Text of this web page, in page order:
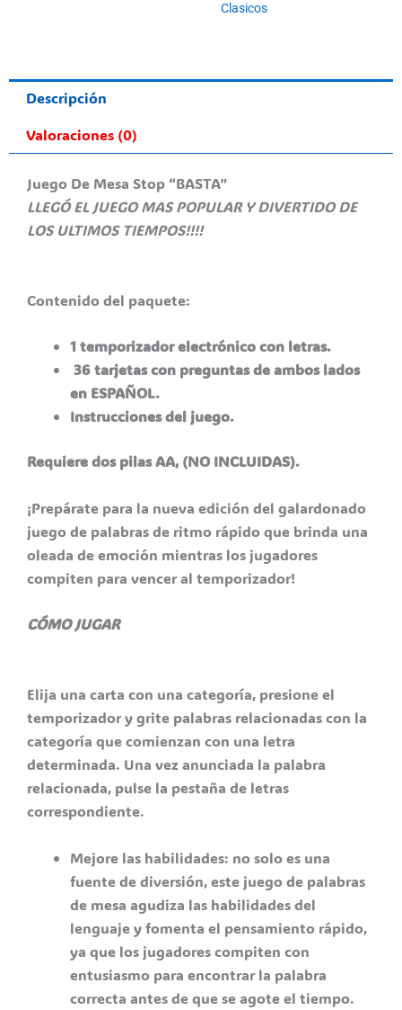
Clasicos
Descripción
Valoraciones (0)
Juego De Mesa Stop “BASTA”
LLEGÓ EL JUEGO MAS POPULAR Y DIVERTIDO DE
LOS ULTIMOS TIEMPOS!!!!
Contenido del paquete:
1 temporizador electrónico con letras.
36 tarjetas con preguntas de ambos lados
en ESPAÑOL.
Instrucciones del juego.
Requiere dos pilas AA, (NO INCLUIDAS).
¡Prepárate para la nueva edición del galardonado
juego de palabras de ritmo rápido que brinda una
oleada de emoción mientras los jugadores
compiten para vencer al temporizador!
CÓMO JUGAR
Elija una carta con una categoría, presione el
temporizador y grite palabras relacionadas con la
categoría que comienzan con una letra
determinada. Una vez anunciada la palabra
relacionada, pulse la pestaña de letras
correspondiente.
Mejore las habilidades: no solo es una
fuente de diversión, este juego de palabras
de mesa agudiza las habilidades del
lenguaje y fomenta el pensamiento rápido,
ya que los jugadores compiten con
entusiasmo para encontrar la palabra
correcta antes de que se agote el tiempo.